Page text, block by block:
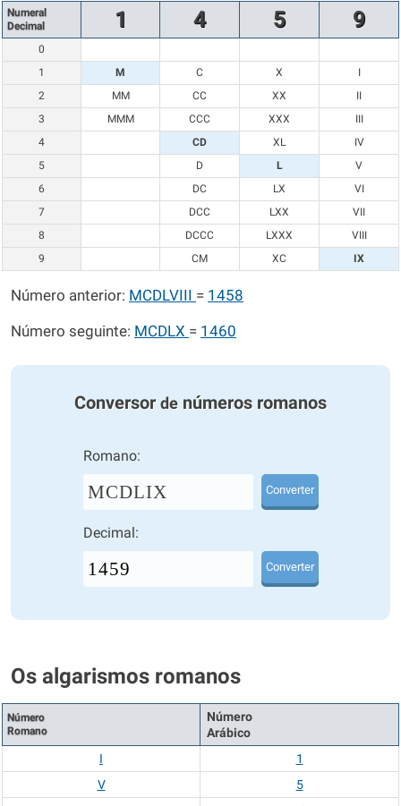
Numeral
Decimal
1 4 5 9
0
1
M C X
I
2
MM CC XX
II
3
MMM CCC XXX
III
4
CD XL
IV
5
D L
V
6
DC LX
VI
7
DCC LXX
VII
8
DCCC LXXX
VIII
9
CM XC IX
Número anterior: MCDLVIII = 1458
Número seguinte: MCDLX = 1460
Conversor de números romanos
Romano:
MCDLIX Converter
Decimal:
Converter
Os algarismos romanos
Número
Romano
Número
Arábico
I
1
V
5